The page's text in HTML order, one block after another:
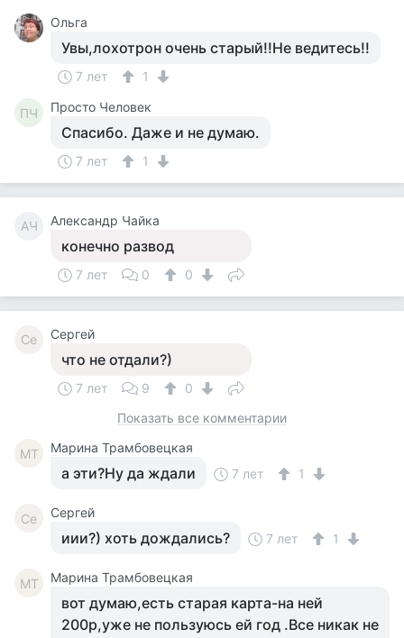
Ольга
Увы,лохотрон очень старый!!Не ведитесь!!
7 лет 1
ПЧ Просто Человек
Спасибо. Даже и не думаю.
7 лет 1
АЧ Александр Чайка
конечно развод
7 лет 0 0
Се Сергей
что не отдали?)
7 лет 9
0
Показать все комментарии
МТ Марина Трамбовецкая
а эти?Ну да ждали 7 лет 1
Се Сергей
иии?) хоть дождались? 7 лет 1
МТ Марина Трамбовецкая
вот думаю,есть старая карта-на ней
200р,уже не пользуюсь ей год .Все никак не